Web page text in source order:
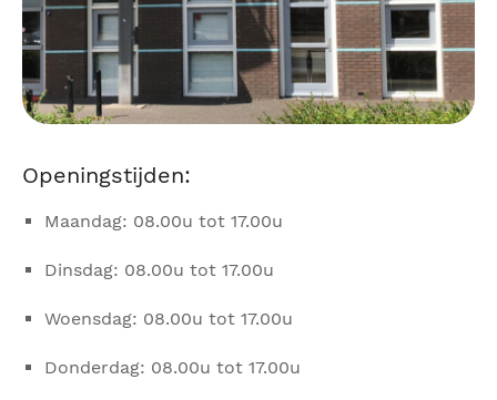
Openingstijden:
Maandag: 08.00u tot 17.00u
Dinsdag: 08.00u tot 17.00u
Woensdag: 08.00u tot 17.00u
Donderdag: 08.00u tot 17.00u